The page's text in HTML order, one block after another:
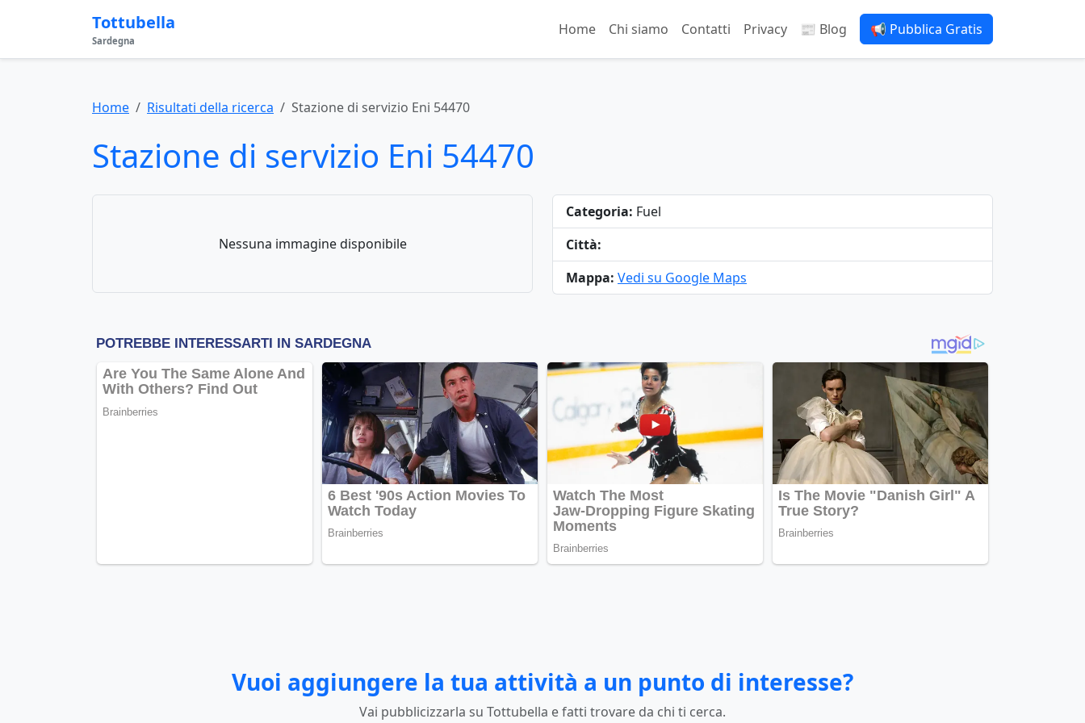
Tottubella
Sardegna
Home Chi siamo Contatti Privacy 📰 Blog 📢 Pubblica Gratis
Home Risultati della ricerca Stazione di servizio Eni 54470
Stazione di servizio Eni 54470
Nessuna immagine disponibile
Categoria: Fuel
Città:
Mappa: Vedi su Google Maps
Vuoi aggiungere la tua attività a un punto di interesse?
Vai pubblicizzarla su Tottubella e fatti trovare da chi ti cerca.